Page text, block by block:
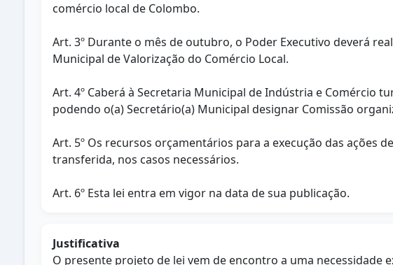
comércio local de Colombo.
Art. 3º Durante o mês de outubro, o Poder Executivo deverá
Municipal de Valorização do Comércio Local.
Art. 4º Caberá à Secretaria Municipal de Indústria e Comércio
podendo o(a) Secretário(a) Municipal designar Comissão
Art. 5º Os recursos orçamentários para a execução das
transferida, nos casos necessários.
Art. 6º Esta lei entra em vigor na data de sua publicação.
Justificativa
O presente projeto de lei vem de encontro a uma necessidade